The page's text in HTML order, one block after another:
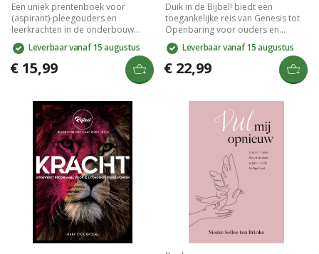
Een uniek prentenboek voor
(aspirant)-pleegouders en
leerkrachten in de onderbouw
over het leven van pleegkinderen.
Met alledaagse metaforen en open
vragen helpt dit boek kinderen van
4-7 jaar om hun identiteit en
loyaliteit te verkennen. Geschreven
ten Brinke.
Leverbaar vanaf 15 augustus
€ 15,99
Duik in de Bijbel! biedt een
toegankelijke reis van Genesis tot
Openbaring voor ouders en
kinderen. Met uitleg, praktische
toepassingen en opdrachten,
begeleid je kleintjes in het
ontdekken van Gods trouw en
liefde. Geschreven door experts in
een diepere band met de Bijbel
binnen het gezin.
Leverbaar vanaf 15 augustus
€ 22,99